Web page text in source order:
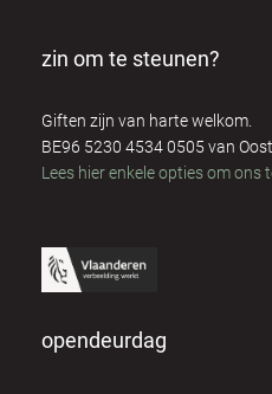
zin om te steunen?
Giften zijn van harte welkom.
BE96 5230 4534 0505 van
Lees hier enkele opties om ons
opendeurdag